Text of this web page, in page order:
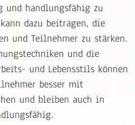
und handlungsfähig zu
dazu beitragen, die
und Teilnehmer zu stärken.
und die
und Lebensstils können
besser mit
und bleiben auch in